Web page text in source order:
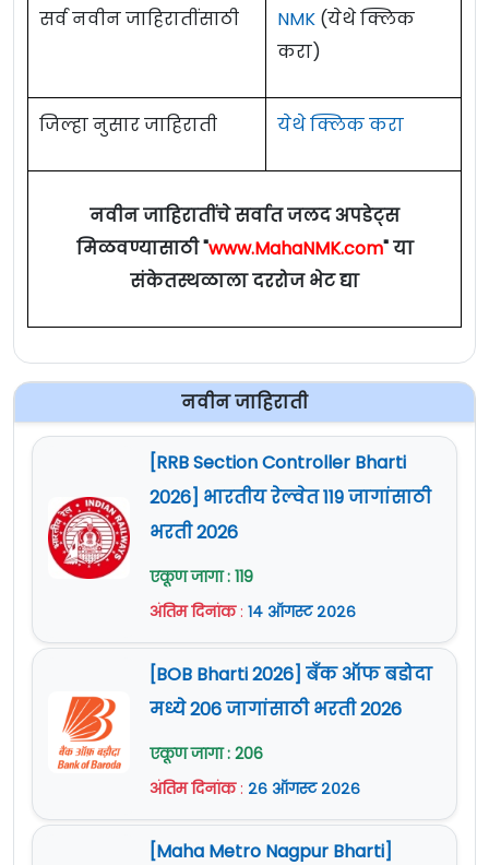
सर्व नवीन जाहिरातींसाठी NMK (येथे क्लिक
करा)
जिल्हा नुसार जाहिराती येथे क्लिक करा
नवीन जाहिरातींचे सर्वात जलद अपडेट्स
मिळवण्यासाठी "www.MahaNMK.com" या
संकेतस्थळाला दररोज भेट द्या
नवीन जाहिराती
[RRB Section Controller Bharti
2026] भारतीय रेल्वेत 119 जागांसाठी
भरती 2026
एकूण जागा : 119
अंतिम दिनांक: १४ ऑगस्ट २०२६
[BOB Bharti 2026] बँक ऑफ बडोदा
मध्ये 206 जागांसाठी भरती 2026
एकूण जागा : 206
अंतिम दिनांक: २६ ऑगस्ट २०२६
[Maha Metro Nagpur Bharti]